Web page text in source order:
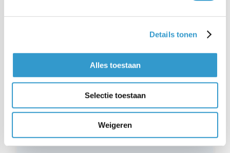
Details tonen
Alles toestaan
Selectie toestaan
Weigeren
betaald?
Hoe maak ik een boeking voor
een onbetaalde inkoop?
Waarom zou ik een inkoop al
boeken voordat ik die heb